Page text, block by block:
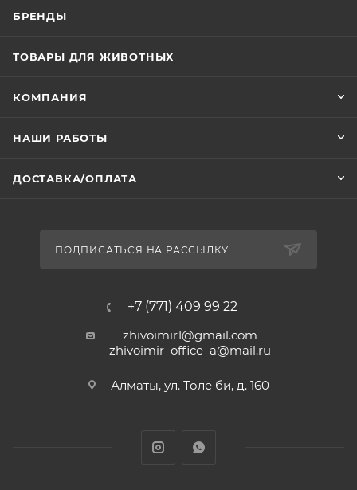
БРЕНДЫ
ТОВАРЫ ДЛЯ ЖИВОТНЫХ
КОМПАНИЯ
НАШИ РАБОТЫ
ДОСТАВКА/ОПЛАТА
ПОДПИСАТЬСЯ НА РАССЫЛКУ
+7 (771) 409 99 22
zhivoimir1@gmail.com
zhivoimir_office_a@mail.ru
Алматы, ул. Толе би, д. 160